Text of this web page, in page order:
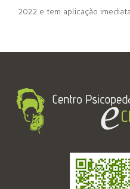
2022 e tem aplicação